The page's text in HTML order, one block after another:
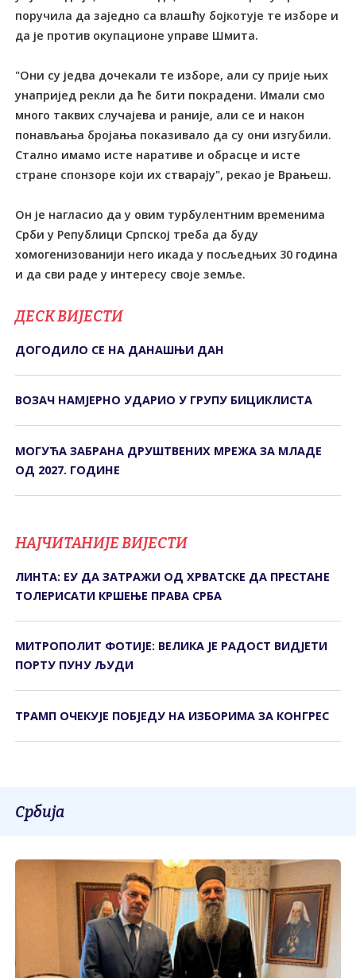
поручила да заједно са влашћу бојкотује те изборе и
да је против окупационе управе Шмита.
"Они су једва дочекали те изборе, али су прије њих
унапријед рекли да ће бити покрадени. Имали смо
много таквих случајева и раније, али се и након
понављања бројања показивало да су они изгубили.
Стално имамо исте наративе и обрасце и исте
стране спонзоре који их стварају", рекао је Врањеш.
Он је нагласио да у овим турбулентним временима
Срби у Републици Српској треба да буду
хомогенизованији него икада у посљедњих 30 година
и да сви раде у интересу своје земље.
ДЕСК ВИЈЕСТИ
ДОГОДИЛО СЕ НА ДАНАШЊИ ДАН
ВОЗАЧ НАМЈЕРНО УДАРИО У ГРУПУ БИЦИКЛИСТА
МОГУЋА ЗАБРАНА ДРУШТВЕНИХ МРЕЖА ЗА МЛАДЕ
ОД 2027. ГОДИНЕ
НАЈЧИТАНИЈЕ ВИЈЕСТИ
ЛИНТА: ЕУ ДА ЗАТРАЖИ ОД ХРВАТСКЕ ДА ПРЕСТАНЕ
ТОЛЕРИСАТИ КРШЕЊЕ ПРАВА СРБА
МИТРОПОЛИТ ФОТИЈЕ: ВЕЛИКА ЈЕ РАДОСТ ВИДЈЕТИ
ПОРТУ ПУНУ ЉУДИ
ТРАМП ОЧЕКУЈЕ ПОБЈЕДУ НА ИЗБОРИМА ЗА КОНГРЕС
Србија